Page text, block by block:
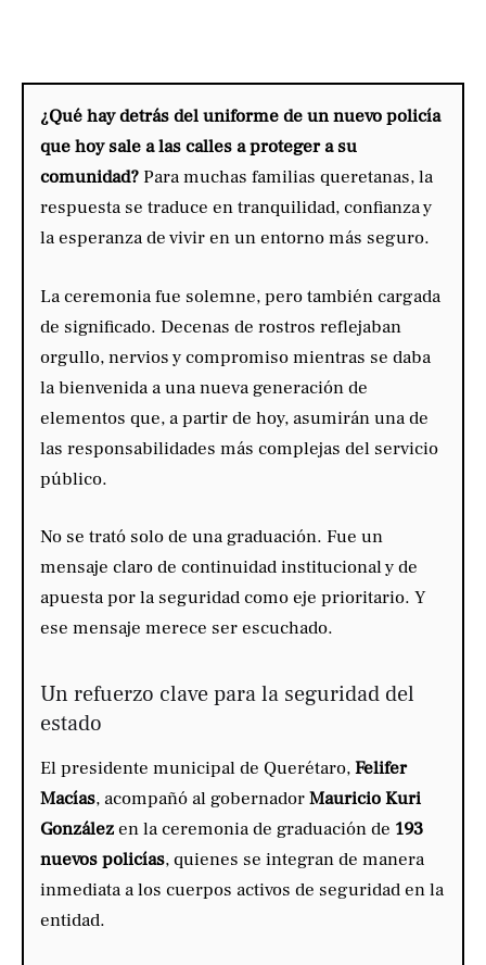
¿Qué hay detrás del uniforme de un nuevo policía
que hoy sale a las calles a proteger a su
comunidad? Para muchas familias queretanas, la
respuesta se traduce en tranquilidad, confianza y
la esperanza de vivir en un entorno más seguro.
La ceremonia fue solemne, pero también cargada
de significado. Decenas de rostros reflejaban
orgullo, nervios y compromiso mientras se daba
la bienvenida a una nueva generación de
elementos que, a partir de hoy, asumirán una de
las responsabilidades más complejas del servicio
público.
No se trató solo de una graduación. Fue un
mensaje claro de continuidad institucional y de
apuesta por la seguridad como eje prioritario. Y
ese mensaje merece ser escuchado.
Un refuerzo clave para la seguridad del
estado
El presidente municipal de Querétaro,Felifer
Macías, acompañó al gobernadorMauricio Kuri
Gonzálezen la ceremonia de graduación de 193
nuevos policías, quienes se integran de manera
inmediata a los cuerpos activos de seguridad en la
entidad.